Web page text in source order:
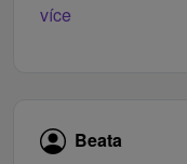
více
Beata